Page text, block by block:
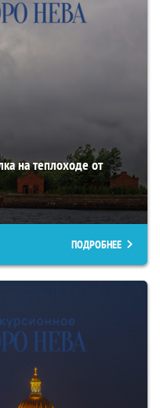
на теплоходе от
ПОДРОБНЕЕ